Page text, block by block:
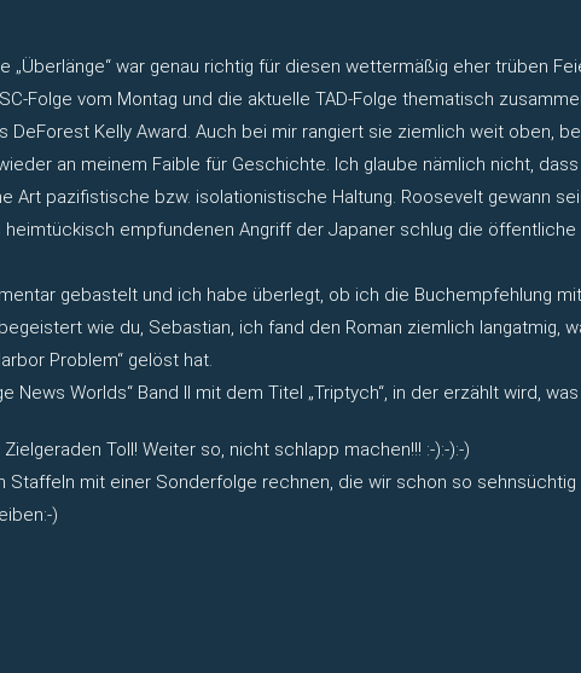
„Überlänge“ war genau richtig für diesen wettermäßig eher trüben
Folge vom Montag und die aktuelle TAD-Folge thematisch
DeForest Kelly Award. Auch bei mir rangiert sie ziemlich weit oben,
an meinem Faible für Geschichte. Ich glaube nämlich nicht,
Art pazifistische bzw. isolationistische Haltung. Roosevelt gewann
empfundenen Angriff der Japaner schlug die
gebastelt und ich habe überlegt, ob ich die Buchempfehlung
wie du, Sebastian, ich fand den Roman ziemlich langatmig,
Problem“ gelöst hat.
News Worlds“ Band II mit dem Titel „Triptych“, in der erzählt wird,
Toll! Weiter so, nicht schlapp machen!!! :-):-):-)
Staffeln mit einer Sonderfolge rechnen, die wir schon so sehnsüchtig
)